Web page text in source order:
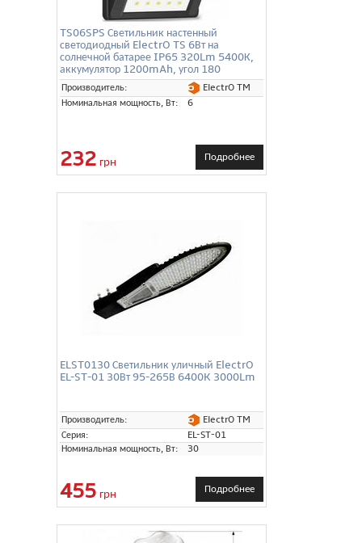
TS06SPS Светильник настенный
светодиодный ElectrO TS 6Вт на
солнечной батарее IP65 320Lm 5400К,
аккумулятор 1200mAh, угол 180
градусов
Производитель:
ElectrO TM
Номинальная мощность, Вт:
6
232 грн Подробнее
ELST0130 Светильник уличный ElectrO
EL-ST-01 30Вт 95-265В 6400K 3000Lm
Производитель:
ElectrO TM
Серия:
EL-ST-01
Номинальная мощность, Вт:
30
455 грн Подробнее